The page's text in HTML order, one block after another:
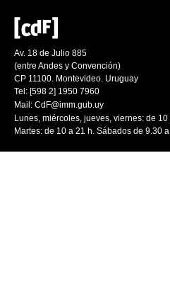
Av. 18 de Julio 885
(entre Andes y Convención)
CP 11100. Montevideo. Uruguay
Tel: [598 2] 1950 7960
Mail: CdF@imm.gub.uy
Lunes, miércoles, jueves, viernes: de
Martes: de 10 a 21 h. Sábados de 9.30